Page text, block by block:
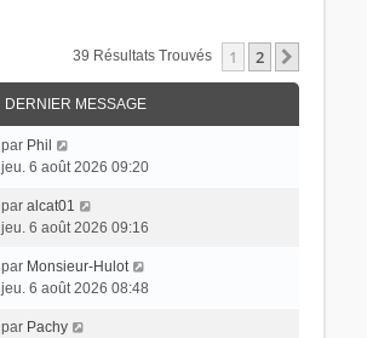
39 Résultats Trouvés 1 2
DERNIER MESSAGE
par Phil
jeu. 6 août 2026 09:20
par alcat01
jeu. 6 août 2026 09:16
par Monsieur-Hulot
jeu. 6 août 2026 08:48
par Pachy